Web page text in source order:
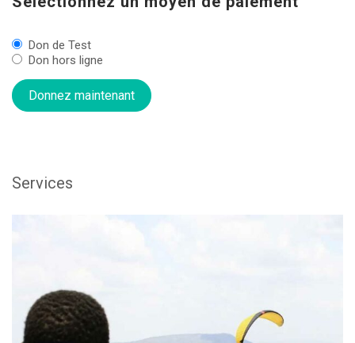
Don de Test
Don hors ligne
Services